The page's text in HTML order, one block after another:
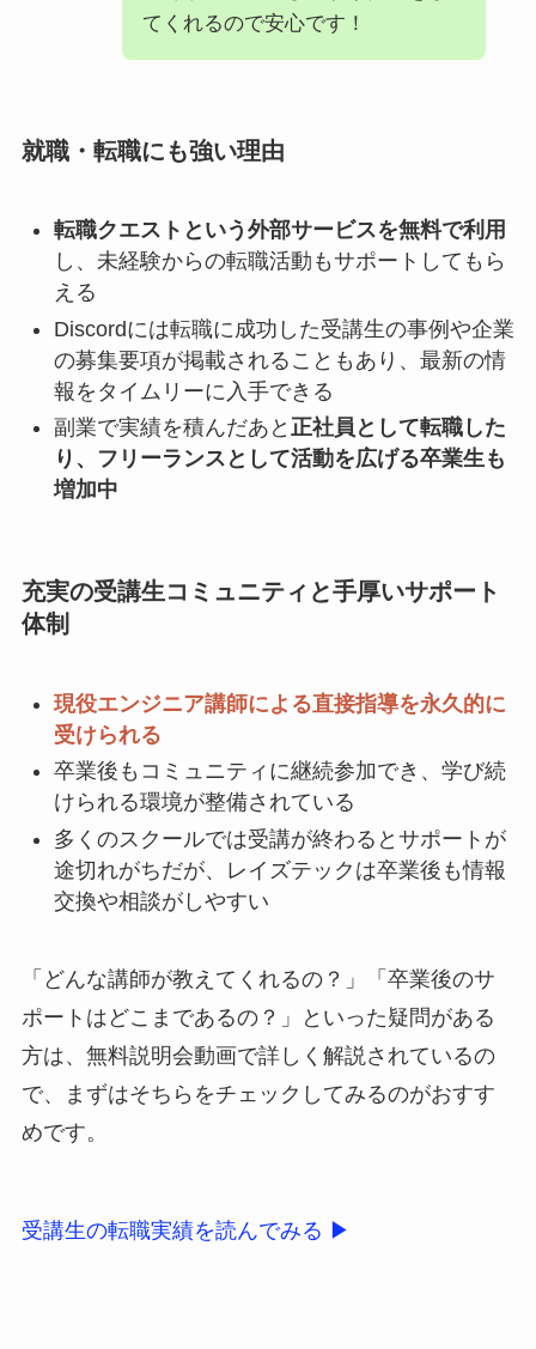
てくれるので安心です！
就職・転職にも強い理由
転職クエストという外部サービスを無料で利用
し、未経験からの転職活動もサポートしてもら
える
Discordには転職に成功した受講生の事例や企業
の募集要項が掲載されることもあり、最新の情
報をタイムリーに入手できる
副業で実績を積んだあと 正社員として転職した
り、フリーランスとして活動を広げる卒業生も
増加中
充実の受講生コミュニティと手厚いサポート
体制
現役エンジニア講師による直接指導を永久的に
受けられる
卒業後もコミュニティに継続参加でき、学び続
けられる環境が整備されている
多くのスクールでは受講が終わるとサポートが
途切れがちだが、レイズテックは卒業後も情報
交換や相談がしやすい
「どんな講師が教えてくれるの？」「卒業後のサ
ポートはどこまであるの？」といった疑問がある
方は、無料説明会動画で詳しく解説されているの
で、まずはそちらをチェックしてみるのがおすす
めです。
受講生の転職実績を読んでみる ▶